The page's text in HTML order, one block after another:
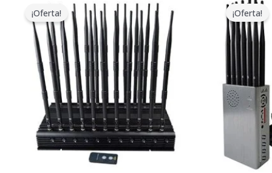
¡Oferta!
precio
original
era:
$1,519.00.
precio
actual
es:
$789.88.
¡Oferta!